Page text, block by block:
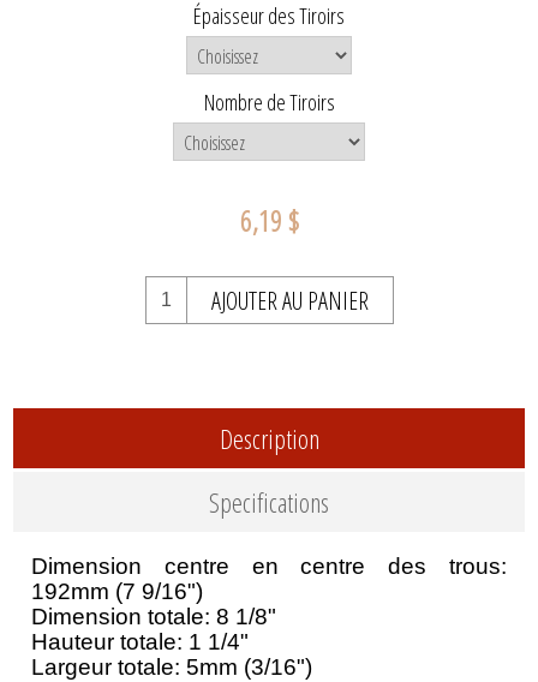
Épaisseur des Tiroirs
Nombre de Tiroirs
6,19 $
AJOUTER AU PANIER
Description
Specifications
Dimension centre en centre des trous:
192mm (7 9/16")
Dimension totale: 8 1/8"
Hauteur totale: 1 1/4"
Largeur totale: 5mm (3/16")